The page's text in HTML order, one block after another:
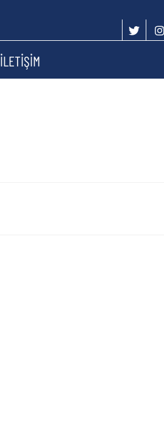
İLETİŞİM